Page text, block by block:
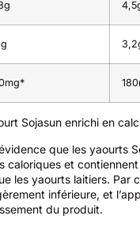
Sojasun enrichi en
que les yaourts
caloriques et
les yaourts laitiers. Par
inférieure, et
du produit.